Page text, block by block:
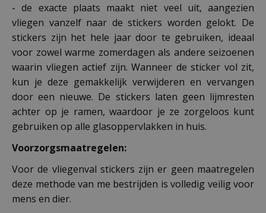
- de exacte plaats maakt niet veel uit, aangezien
vliegen vanzelf naar de stickers worden gelokt. De
stickers zijn het hele jaar door te gebruiken, ideaal
voor zowel warme zomerdagen als andere seizoenen
waarin vliegen actief zijn. Wanneer de sticker vol zit,
kun je deze gemakkelijk verwijderen en vervangen
door een nieuwe. De stickers laten geen lijmresten
achter op je ramen, waardoor je ze zorgeloos kunt
gebruiken op alle glasoppervlakken in huis.
Voorzorgsmaatregelen:
Voor de vliegenval stickers zijn er geen maatregelen
deze methode van me bestrijden is volledig veilig voor
mens en dier.